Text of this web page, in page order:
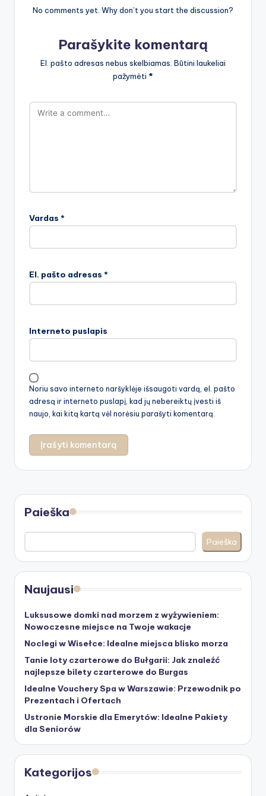
No comments yet. Why don’t you start the discussion?
Parašykite komentarą
El. pašto adresas nebus skelbiamas. Būtini laukeliai
pažymėti *
Vardas *
El. pašto adresas *
Interneto puslapis
Noriu savo interneto naršyklėje išsaugoti vardą, el. pašto
adresą ir interneto puslapį, kad jų nebereiktų įvesti iš
naujo, kai kitą kartą vėl norėsiu parašyti komentarą.
Paieška
Paieška
Naujausi
Luksusowe domki nad morzem z wyżywieniem:
Nowoczesne miejsce na Twoje wakacje
Noclegi w Wisełce: Idealne miejsca blisko morza
Tanie loty czarterowe do Bułgarii: Jak znaleźć
najlepsze bilety czarterowe do Burgas
Idealne Vouchery Spa w Warszawie: Przewodnik po
Prezentach i Ofertach
Ustronie Morskie dla Emerytów: Idealne Pakiety
dla Seniorów
Kategorijos